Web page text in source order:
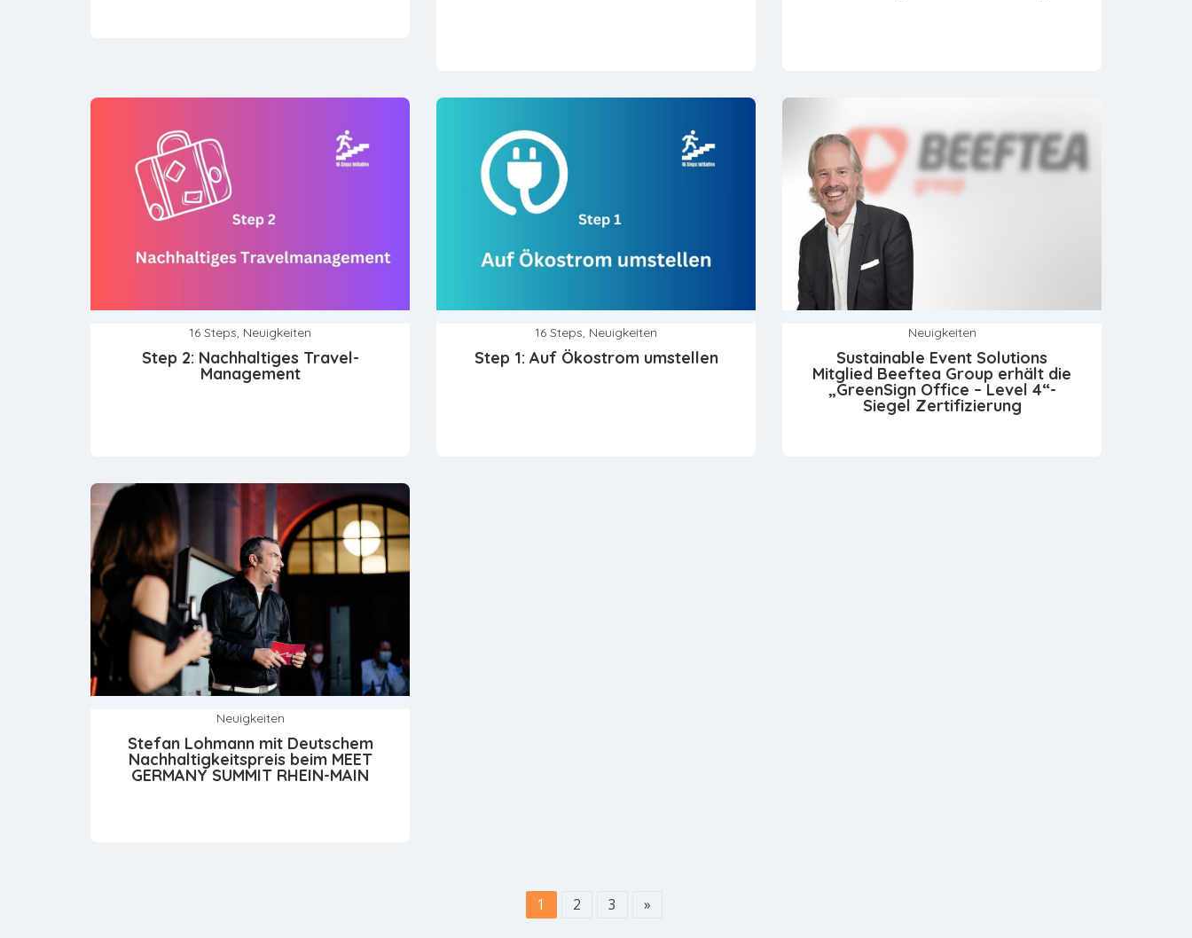
16 Steps, Neuigkeiten
Step 2: Nachhaltiges Travel-
Management
16 Steps, Neuigkeiten
Step 1: Auf Ökostrom umstellen
Neuigkeiten
Sustainable Event Solutions
Mitglied Beeftea Group erhält die
„GreenSign Office – Level 4“-
Siegel Zertifizierung
Neuigkeiten
Stefan Lohmann mit Deutschem
Nachhaltigkeitspreis beim MEET
GERMANY SUMMIT RHEIN-MAIN
1 2 3 »